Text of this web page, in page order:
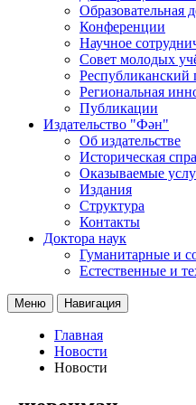
Образовательная
Конференции
Научное
Совет молодых
Республиканский
Региональная
Публикации
Издательство "Фән"
Об издательстве
Историческая
Оказываемые
Издания
Структура
Контакты
Доктора наук
Гуманитарные и
Естественные и
Меню Навигация
Главная
Новости
Новости